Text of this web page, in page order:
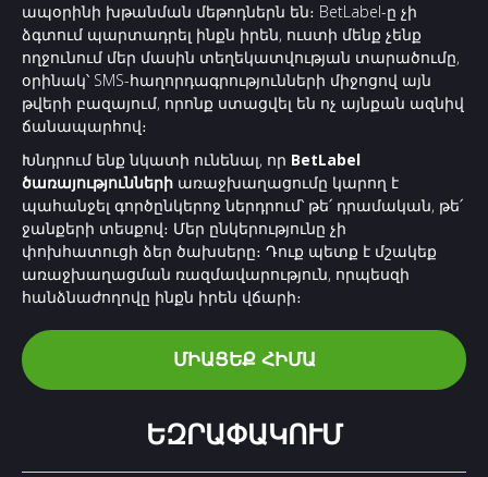
ապօրինի խթանման մեթոդներն են։ BetLabel-ը չի
ձգտում պարտադրել ինքն իրեն, ուստի մենք չենք
ողջունում մեր մասին տեղեկատվության տարածումը,
օրինակ՝ SMS-հաղորդագրությունների միջոցով այն
թվերի բազայում, որոնք ստացվել են ոչ այնքան ազնիվ
ճանապարհով։
Խնդրում ենք նկատի ունենալ, որ BetLabel
ծառայությունների առաջխաղացումը կարող է
պահանջել գործընկերոջ ներդրում՝ թե՛ դրամական, թե՛
ջանքերի տեսքով։ Մեր ընկերությունը չի
փոխհատուցի ձեր ծախսերը։ Դուք պետք է մշակեք
առաջխաղացման ռազմավարություն, որպեսզի
հանձնաժողովը ինքն իրեն վճարի։
ՄԻԱՑԵՔ ՀԻՄԱ
ԵԶՐԱՓԱԿՈՒՄ